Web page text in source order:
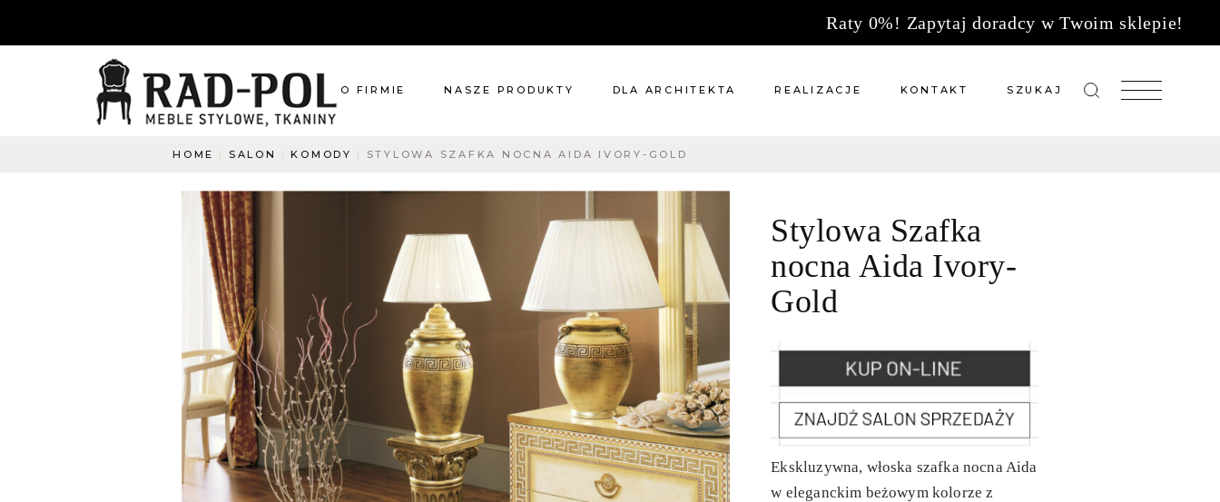
Raty 0%! Zapytaj doradcy w Twoim sklepie!
O FIRMIE
Blog
O co pytacie?
Napisz do nas
NASZE PRODUKTY
Pomieszczenia
Renowacje
Kuchnie
Dodatki
Tkaniny
Katalog
DLA ARCHITEKTA REALIZACJE KONTAKT
Kuchnie
SZUKAJ
HOME SALON KOMODY STYLOWA SZAFKA NOCNA AIDA IVORY-GOLD
Stylowa Szafka
nocna Aida Ivory-
Gold
Ekskluzywna, włoska szafka nocna Aida
w eleganckim beżowym kolorze z